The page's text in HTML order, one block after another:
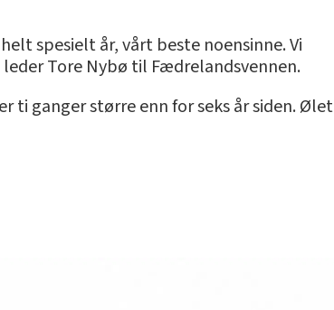
spesielt år, vårt beste noensinne. Vi
Tore Nybø til Fædrelandsvennen.
ti ganger større enn for seks år siden. Ølet